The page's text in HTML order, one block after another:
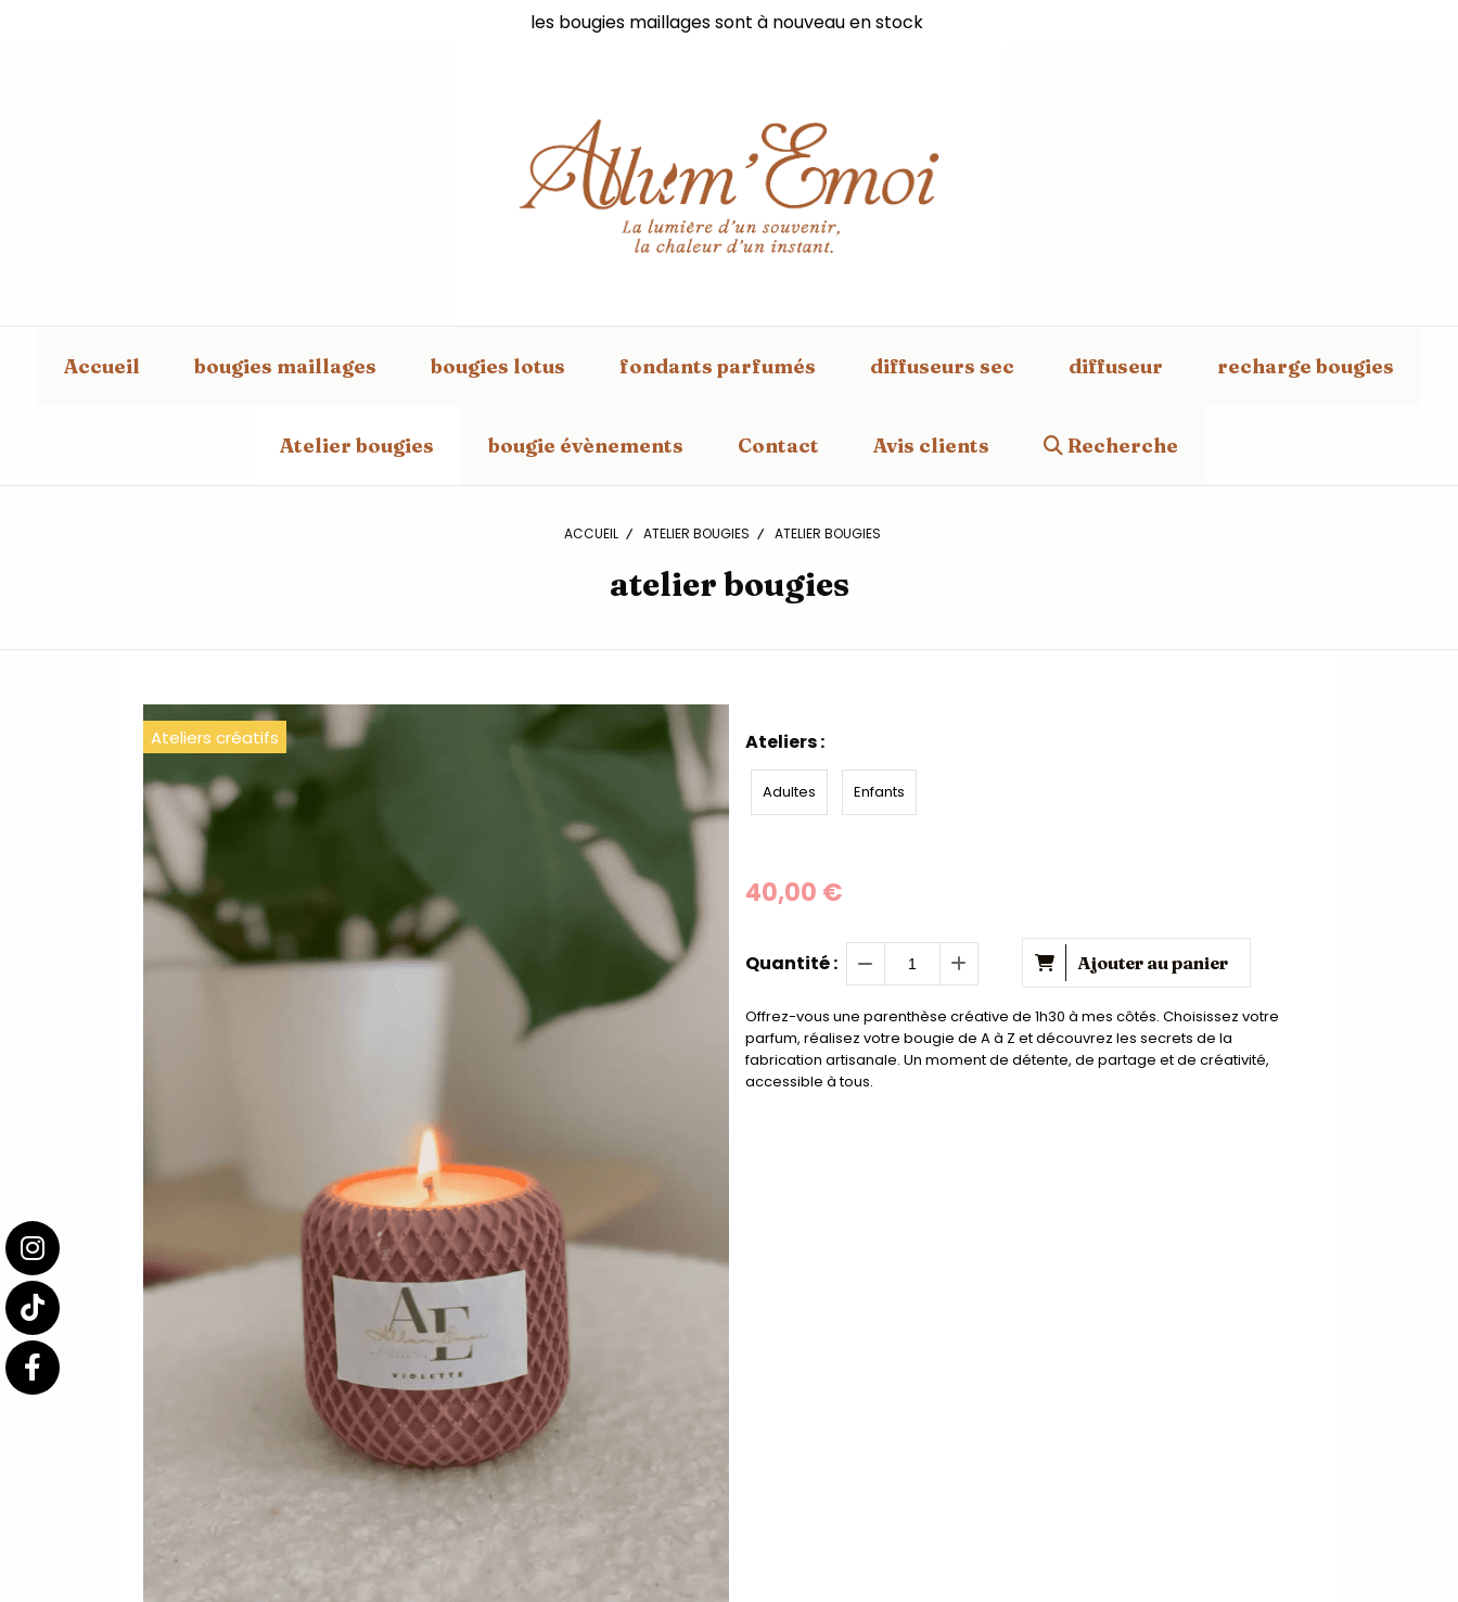
les bougies maillages sont à nouveau en stock
Accueil bougies maillages bougies lotus fondants parfumés diffuseurs sec diffuseur recharge bougies
Atelier bougies bougie évènements Contact Avis clients Recherche
ACCUEIL ATELIER BOUGIES ATELIER BOUGIES
atelier bougies
Ateliers créatifs Ateliers :
Adultes Enfants
40,00 €
Quantité : Ajouter au panier
Offrez-vous une parenthèse créative de 1h30 à mes côtés. Choisissez votre
parfum, réalisez votre bougie de A à Z et découvrez les secrets de la
fabrication artisanale. Un moment de détente, de partage et de créativité,
accessible à tous.